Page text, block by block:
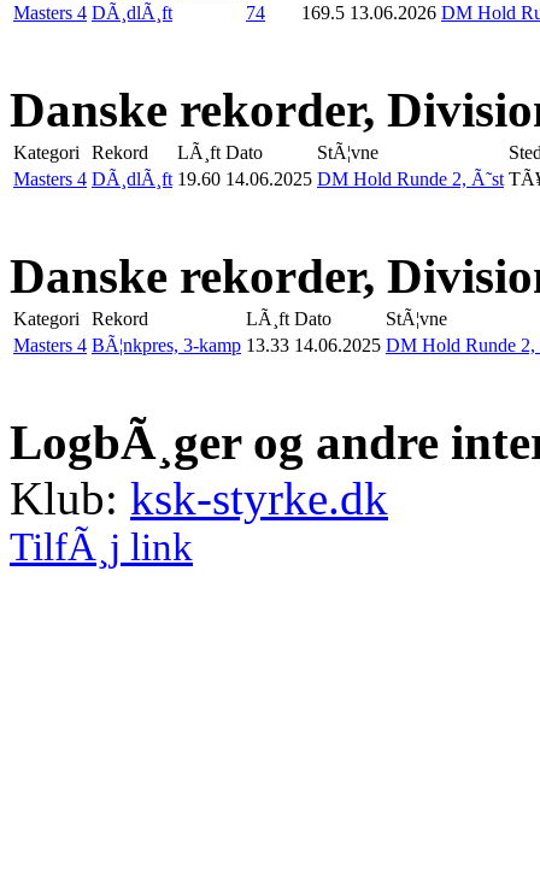
Masters 4 DÃ¸dlÃ¸ft 74 169.5 13.06.2026 DM Hold
Danske rekorder,
Kategori Rekord LÃ¸ft Dato StÃ¦vne
Masters 4 DÃ¸dlÃ¸ft 19.60 14.06.2025 DM Hold Runde 2, Ã˜st
Danske rekorder,
Kategori Rekord LÃ¸ft Dato
StÃ¦vne
Masters 4 BÃ¦nkpres, 3-kamp 13.33 14.06.2025 DM Hold Runde 2,
LogbÃ¸ger og andre
Klub: ksk-styrke.dk
TilfÃ¸j link